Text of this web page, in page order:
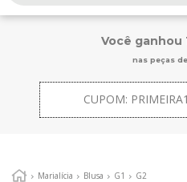
Você ganhou
nas peças
CUPOM:
Marialícia Blusa G1 G2
TERMOS MAIS BUSCADOS
elian beats
3
conjunto menino